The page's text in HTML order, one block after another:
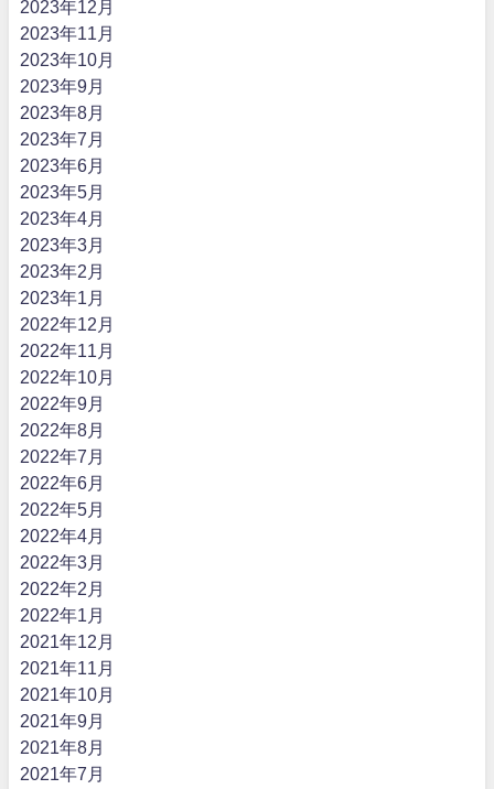
2023年12月
2023年11月
2023年10月
2023年9月
2023年8月
2023年7月
2023年6月
2023年5月
2023年4月
2023年3月
2023年2月
2023年1月
2022年12月
2022年11月
2022年10月
2022年9月
2022年8月
2022年7月
2022年6月
2022年5月
2022年4月
2022年3月
2022年2月
2022年1月
2021年12月
2021年11月
2021年10月
2021年9月
2021年8月
2021年7月